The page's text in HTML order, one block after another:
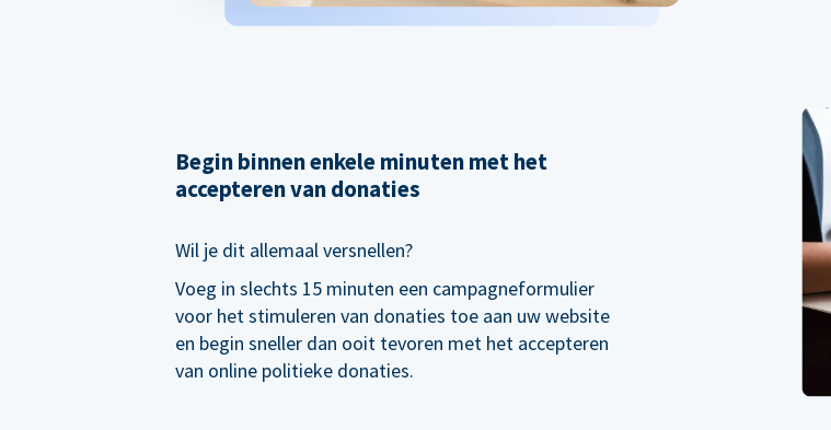
Begin binnen enkele minuten met het
accepteren van donaties
Wil je dit allemaal versnellen?
Voeg in slechts 15 minuten een campagneformulier
voor het stimuleren van donaties toe aan uw website
en begin sneller dan ooit tevoren met het accepteren
van online politieke donaties.